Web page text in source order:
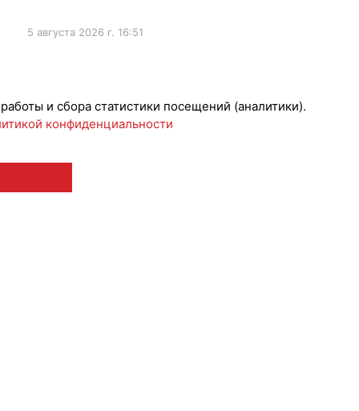
5 августа 2026 г. 16:51
и сбора статистики посещений (аналитики).
конфиденциальности